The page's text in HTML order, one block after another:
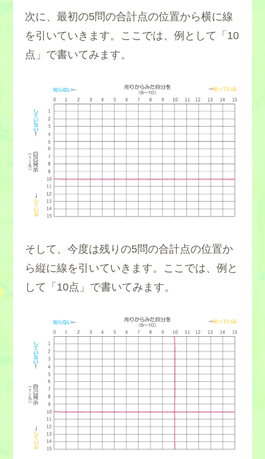
次に、最初の5問の合計点の位置から横に線
を引いていきます。ここでは、例として「10
点」で書いてみます。
そして、今度は残りの5問の合計点の位置か
ら縦に線を引いていきます。ここでは、例と
して「10点」で書いてみます。